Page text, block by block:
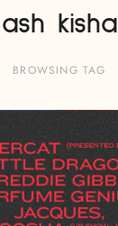
ash kisha
BROWSING TAG